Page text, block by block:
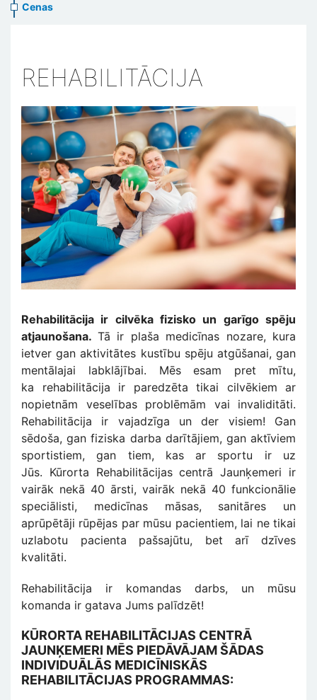
Cenas
REHABILITĀCIJA
Rehabilitācija ir cilvēka fizisko un garīgo spēju
atjaunošana. Tā ir plaša medicīnas nozare, kura
ietver gan aktivitātes kustību spēju atgūšanai, gan
mentālajai labklājībai. Mēs esam pret mītu,
ka rehabilitācija ir paredzēta tikai cilvēkiem ar
nopietnām veselības problēmām vai invaliditāti.
Rehabilitācija ir vajadzīga un der visiem! Gan
sēdoša, gan fiziska darba darītājiem, gan aktīviem
sportistiem, gan tiem, kas ar sportu ir uz
Jūs. Kūrorta Rehabilitācijas centrā Jaunķemeri ir
vairāk nekā 40 ārsti, vairāk nekā 40 funkcionālie
speciālisti, medicīnas māsas, sanitāres un
aprūpētāji rūpējas par mūsu pacientiem, lai ne tikai
uzlabotu pacienta pašsajūtu, bet arī dzīves
kvalitāti.
Rehabilitācija ir komandas darbs, un mūsu
komanda ir gatava Jums palīdzēt!
KŪRORTA REHABILITĀCIJAS CENTRĀ
JAUNĶEMERI MĒS PIEDĀVĀJAM ŠĀDAS
INDIVIDUĀLĀS MEDICĪNISKĀS
REHABILITĀCIJAS PROGRAMMAS: